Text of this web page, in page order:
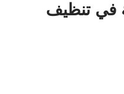
في تنظيف